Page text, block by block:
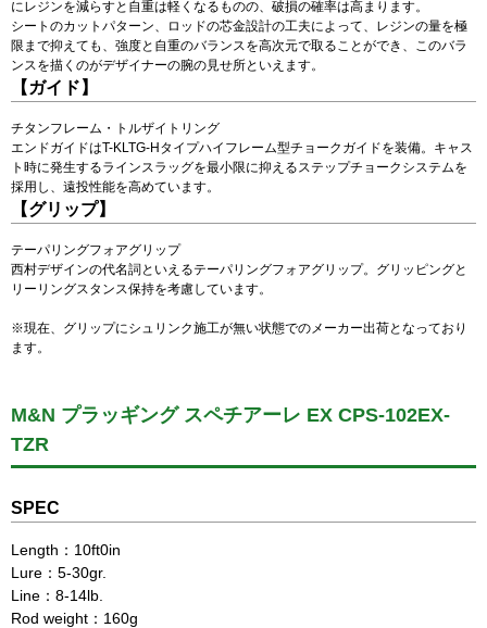
にレジンを減らすと自重は軽くなるものの、破損の確率は高まります。
シートのカットパターン、ロッドの芯金設計の工夫によって、レジンの量を極
限まで抑えても、強度と自重のバランスを高次元で取ることができ、このバラ
ンスを描くのがデザイナーの腕の見せ所といえます。
【ガイド】
チタンフレーム・トルザイトリング
エンドガイドはT-KLTG-Hタイプハイフレーム型チョークガイドを装備。キャス
ト時に発生するラインスラッグを最小限に抑えるステップチョークシステムを
採用し、遠投性能を高めています。
【グリップ】
テーパリングフォアグリップ
西村デザインの代名詞といえるテーパリングフォアグリップ。グリッピングと
リーリングスタンス保持を考慮しています。
※現在、グリップにシュリンク施工が無い状態でのメーカー出荷となっており
ます。
M&N プラッギング スペチアーレ EX CPS-102EX-
TZR
SPEC
Length：10ft0in
Lure：5-30gr.
Line：8-14lb.
Rod weight：160g